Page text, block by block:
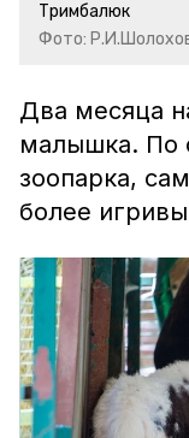
Тримбалюк
Фото:
Два месяца
малышка. По
зоопарка,
более